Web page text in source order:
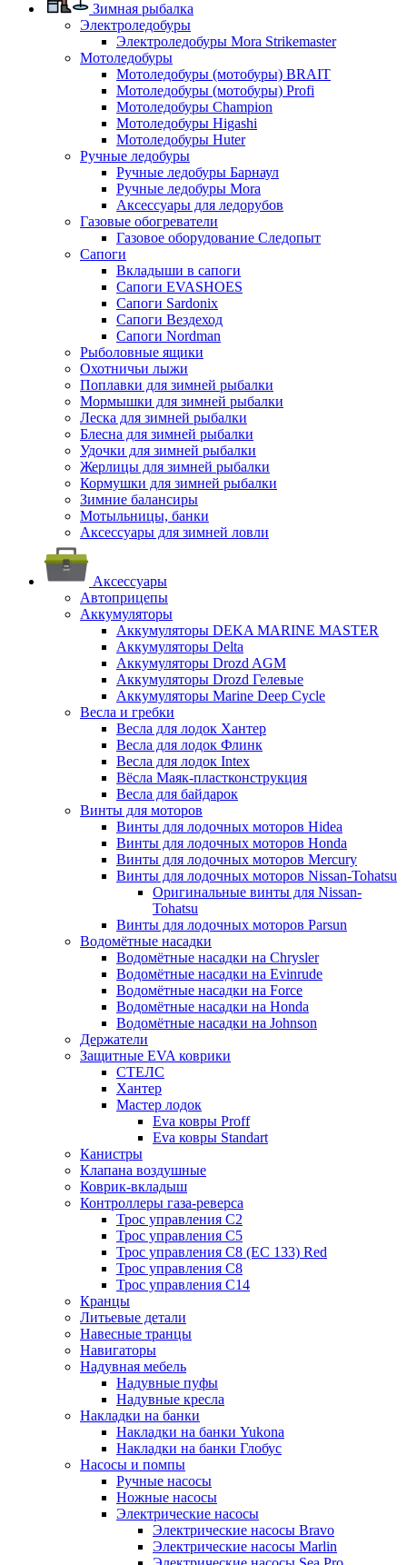
Зимная рыбалка
Электроледобуры
Электроледобуры Mora Strikemaster
Мотоледобуры
Мотоледобуры (мотобуры) BRAIT
Мотоледобуры (мотобуры) Profi
Мотоледобуры Champion
Мотоледобуры Higashi
Мотоледобуры Huter
Ручные ледобуры
Ручные ледобуры Барнаул
Ручные ледобуры Mora
Аксессуары для ледорубов
Газовые обогреватели
Газовое оборудование Следопыт
Сапоги
Вкладыши в сапоги
Сапоги EVASHOES
Сапоги Sardonix
Сапоги Вездеход
Сапоги Nordman
Рыболовные ящики
Охотничьи лыжи
Поплавки для зимней рыбалки
Мормышки для зимней рыбалки
Леска для зимней рыбалки
Блесна для зимней рыбалки
Удочки для зимней рыбалки
Жерлицы для зимней рыбалки
Кормушки для зимней рыбалки
Зимние балансиры
Мотыльницы, банки
Аксессуары для зимней ловли
Аксессуары
Автоприцепы
Аккумуляторы
Аккумуляторы DEKA MARINE MASTER
Аккумуляторы Delta
Аккумуляторы Drozd AGM
Аккумуляторы Drozd Гелевые
Аккумуляторы Marine Deep Cycle
Весла и гребки
Весла для лодок Хантер
Весла для лодок Флинк
Весла для лодок Intex
Вёсла Маяк-пластконструкция
Весла для байдарок
Винты для моторов
Винты для лодочных моторов Hidea
Винты для лодочных моторов Honda
Винты для лодочных моторов Mercury
Винты для лодочных моторов Nissan-Tohatsu
Оригинальные винты для Nissan-
Tohatsu
Винты для лодочных моторов Parsun
Водомётные насадки
Водомётные насадки на Chrysler
Водомётные насадки на Evinrude
Водомётные насадки на Force
Водомётные насадки на Honda
Водомётные насадки на Johnson
Держатели
Защитные EVA коврики
СТЕЛС
Хантер
Мастер лодок
Eva ковры Proff
Eva ковры Standart
Канистры
Клапана воздушные
Коврик-вкладыш
Контроллеры газа-реверса
Трос управления C2
Трос управления C5
Трос управления C8 (ЕС 133) Red
Трос управления C8
Трос управления C14
Кранцы
Литьевые детали
Навесные транцы
Навигаторы
Надувная мебель
Надувные пуфы
Надувные кресла
Накладки на банки
Накладки на банки Yukona
Накладки на банки Глобус
Насосы и помпы
Ручные насосы
Ножные насосы
Электрические насосы
Электрические насосы Bravo
Электрические насосы Marlin